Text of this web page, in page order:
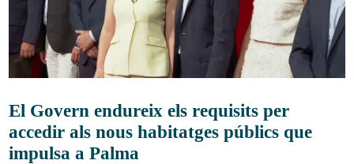
El Govern endureix els requisits per
accedir als nous habitatges públics que
impulsa a Palma